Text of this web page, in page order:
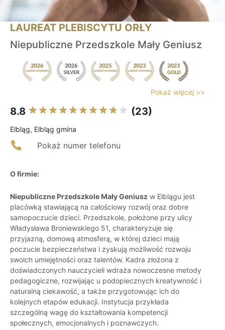
LAUREAT PLEBISCYTU ORŁY
Niepubliczne Przedszkole Mały Geniusz
Pokaż więcej >>
8.8 (23)
Elbląg, Elbląg gmina
Pokaż numer telefonu
O firmie:
Niepubliczne Przedszkole Mały Geniusz w Elblągu jest
placówką stawiającą na całościowy rozwój oraz dobre
samopoczucie dzieci. Przedszkole, położone przy ulicy
Władysława Broniewskiego 51, charakteryzuje się
przyjazną, domową atmosferą, w której dzieci mają
poczucie bezpieczeństwa i zyskują możliwość rozwoju
swoich umiejętności oraz talentów. Kadra złożona z
doświadczonych nauczycieli wdraża nowoczesne metody
pedagogiczne, rozwijając u podopiecznych kreatywność i
naturalną ciekawość, a także przygotowując ich do
kolejnych etapów edukacji. Instytucja przykłada
szczególną wagę do kształtowania kompetencji
społecznych, emocjonalnych i poznawczych.